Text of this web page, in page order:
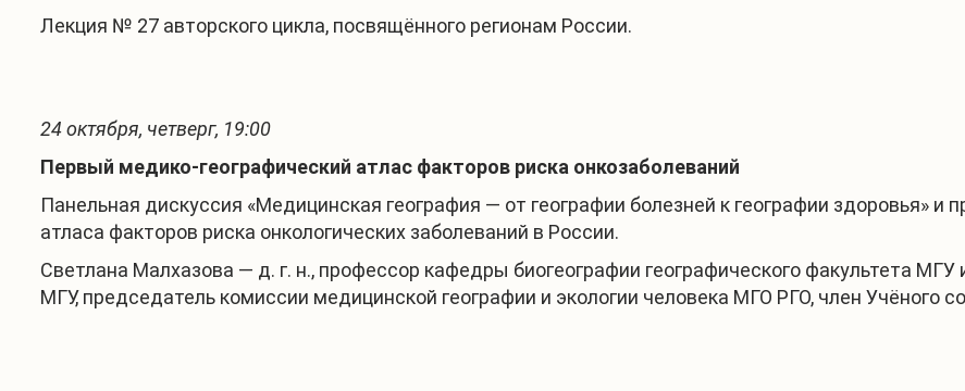
Лекция № 27 авторского цикла, посвящённого регионам России.
24 октября, четверг, 19:00
Первый медико-географический атлас факторов риска онкозаболеваний
Панельная дискуссия «Медицинская география — от географии болезней к географии здоровья» и
атласа факторов риска онкологических заболеваний в России.
Светлана Малхазова — д. г. н., профессор кафедры биогеографии географического факультета
МГУ, председатель комиссии медицинской географии и экологии человека МГО РГО, член Учёного